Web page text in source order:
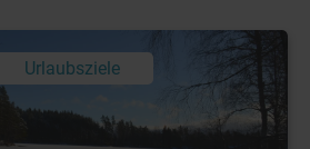
Urlaubsziele